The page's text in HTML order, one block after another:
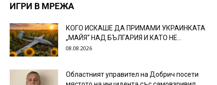
ИГРИ В МРЕЖА
КОГО ИСКАШЕ ДА ПРИМАМИ УКРАИНКАТА
„МАЙЯ“ НАД БЪЛГАРИЯ И КАТО НЕ...
08.08.2026
Областният управител на Добрич посети